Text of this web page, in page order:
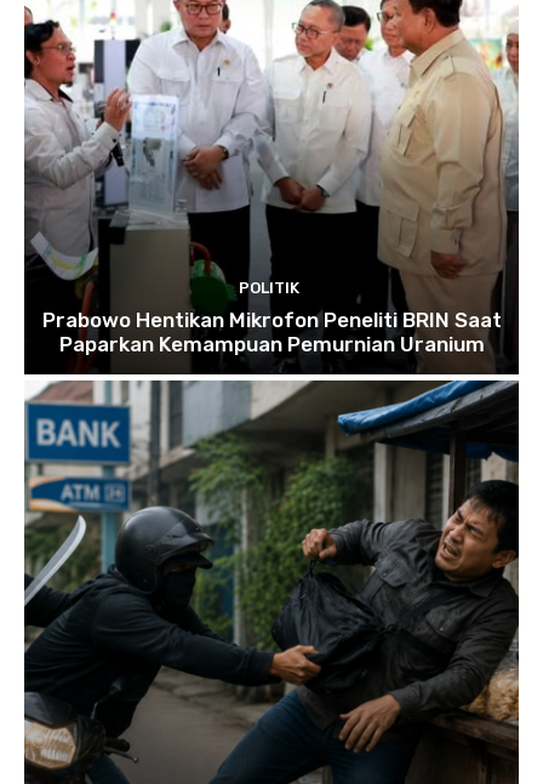
POLITIK
Prabowo Hentikan Mikrofon Peneliti BRIN Saat
Paparkan Kemampuan Pemurnian Uranium